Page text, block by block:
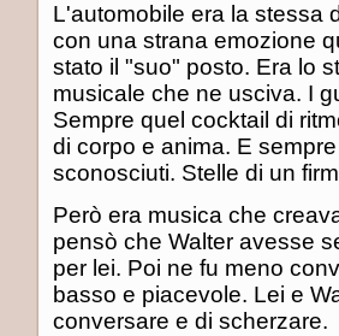
L'automobile era la stessa
con una strana emozione
stato il "suo" posto. Era lo
musicale che ne usciva. I
Sempre quel cocktail di
di corpo e anima. E
sconosciuti. Stelle di un
Però era musica che
pensò che Walter avesse
per lei. Poi ne fu meno
basso e piacevole. Lei e
conversare e di scherzare.